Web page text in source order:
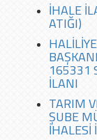
İHALE
ATIĞI)
165331
İLANI
TARIM
ŞUBE